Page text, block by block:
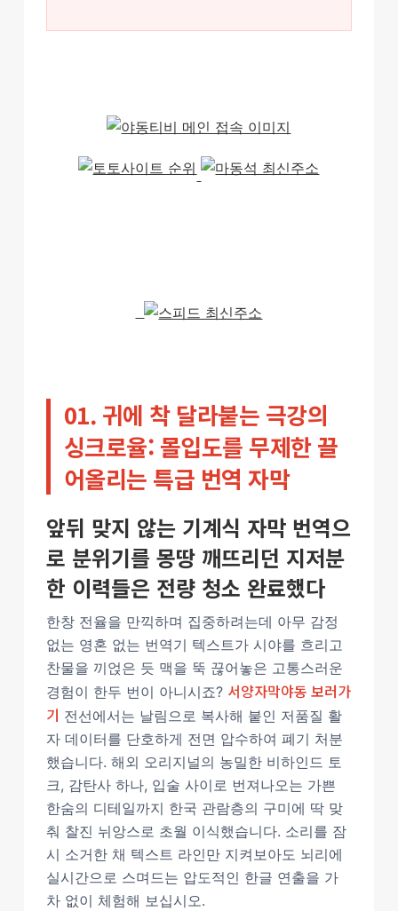
01. 귀에 착 달라붙는 극강의
싱크로율: 몰입도를 무제한 끌
어올리는 특급 번역 자막
앞뒤 맞지 않는 기계식 자막 번역으
로 분위기를 몽땅 깨뜨리던 지저분
한 이력들은 전량 청소 완료했다
한창 전율을 만끽하며 집중하려는데 아무 감정
없는 영혼 없는 번역기 텍스트가 시야를 흐리고
찬물을 끼얹은 듯 맥을 뚝 끊어놓은 고통스러운
경험이 한두 번이 아니시죠? 서양자막야동 보러가
기 전선에서는 날림으로 복사해 붙인 저품질 활
자 데이터를 단호하게 전면 압수하여 폐기 처분
했습니다. 해외 오리지널의 농밀한 비하인드 토
크, 감탄사 하나, 입술 사이로 번져나오는 가쁜
한숨의 디테일까지 한국 관람층의 구미에 딱 맞
춰 찰진 뉘앙스로 초월 이식했습니다. 소리를 잠
시 소거한 채 텍스트 라인만 지켜보아도 뇌리에
실시간으로 스며드는 압도적인 한글 연출을 가
차 없이 체험해 보십시오.